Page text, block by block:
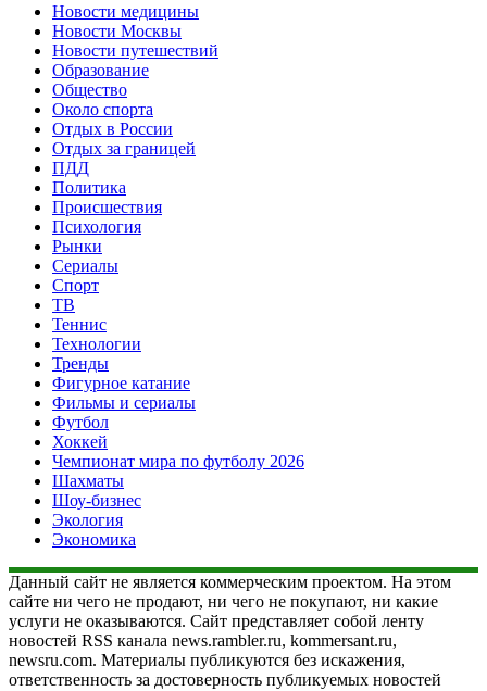
Новости медицины
Новости Москвы
Новости путешествий
Образование
Общество
Около спорта
Отдых в России
Отдых за границей
ПДД
Политика
Происшествия
Психология
Рынки
Сериалы
Спорт
ТВ
Теннис
Технологии
Тренды
Фигурное катание
Фильмы и сериалы
Футбол
Хоккей
Чемпионат мира по футболу 2026
Шахматы
Шоу-бизнес
Экология
Экономика
Данный сайт не является коммерческим проектом. На этом
сайте ни чего не продают, ни чего не покупают, ни какие
услуги не оказываются. Сайт представляет собой ленту
новостей RSS канала news.rambler.ru, kommersant.ru,
newsru.com. Материалы публикуются без искажения,
ответственность за достоверность публикуемых новостей